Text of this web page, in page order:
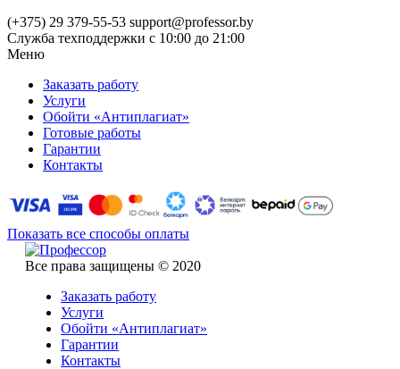
(+375) 29 379-55-53 support@professor.by
Служба техподдержки с 10:00 до 21:00
Меню
Заказать работу
Услуги
Обойти «Антиплагиат»
Готовые работы
Гарантии
Контакты
Показать все способы оплаты
Все права защищены © 2020
Заказать работу
Услуги
Обойти «Антиплагиат»
Гарантии
Контакты